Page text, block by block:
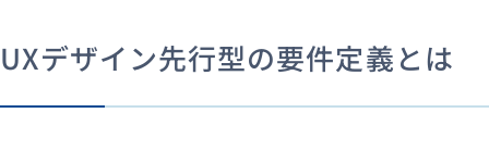
UXデザイン先行型の要件定義とは